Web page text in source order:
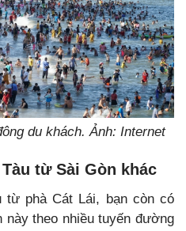
du khách. Ảnh: Internet
từ Sài Gòn khác
từ phà Cát Lái, bạn còn có
này theo nhiều tuyến đường